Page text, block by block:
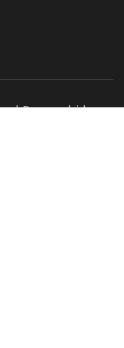
Desenvolvido por